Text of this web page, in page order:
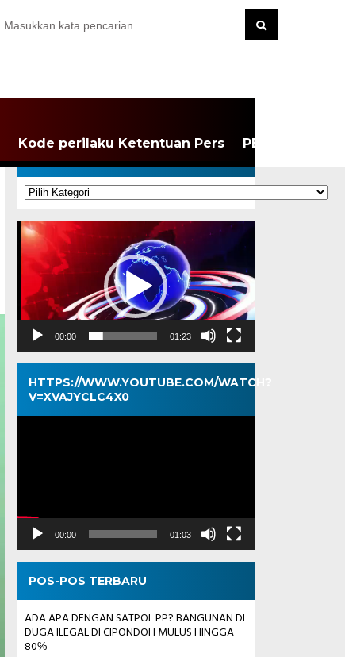
Kode perilaku Ketentuan Pers PEDOMAN
KATEGORI
Kategori
Pemutar
Video
00:00 01:23
HTTPS://WWW.YOUTUBE.COM/WATCH?
V=XVAJYCLC4X0
Pemutar
00:00 01:03
POS-POS TERBARU
ADA APA DENGAN SATPOL PP? BANGUNAN DI
DUGA ILEGAL DI CIPONDOH MULUS HINGGA
80℅